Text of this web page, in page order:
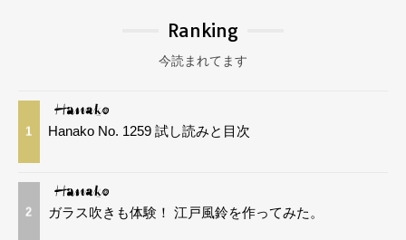
Ranking
今読まれてます
1 Hanako No. 1259 試し読みと目次
2 ガラス吹きも体験！ 江戸風鈴を作ってみた。